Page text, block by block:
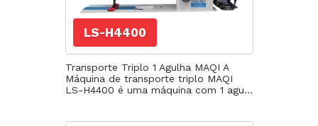
LS-H4400
Transporte Triplo 1 Agulha MAQI A
Máquina de transporte triplo MAQI
LS-H4400 é uma máquina com 1 agu...